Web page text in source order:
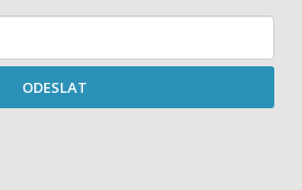
ODESLAT